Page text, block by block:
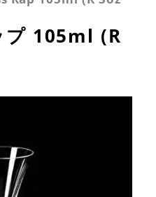
プ 105ml (R